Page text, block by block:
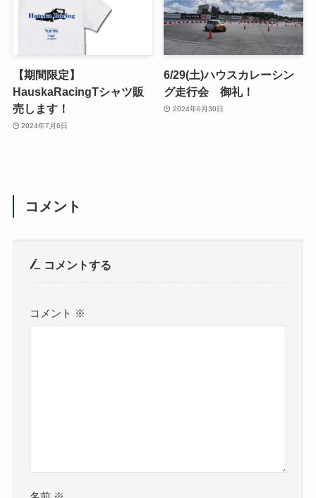
【期間限定】
HauskaRacingTシャツ販
売します！
2024年7月6日
6/29(土)ハウスカレーシン
グ走行会 御礼！
2024年6月30日
コメント
コメントする
コメント ※